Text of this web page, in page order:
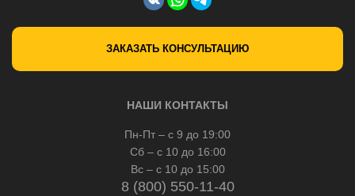
ЗАКАЗАТЬ КОНСУЛЬТАЦИЮ
НАШИ КОНТАКТЫ
Пн-Пт – с 9 до 19:00
Сб – с 10 до 16:00
Вс – с 10 до 15:00
8 (800) 550-11-40